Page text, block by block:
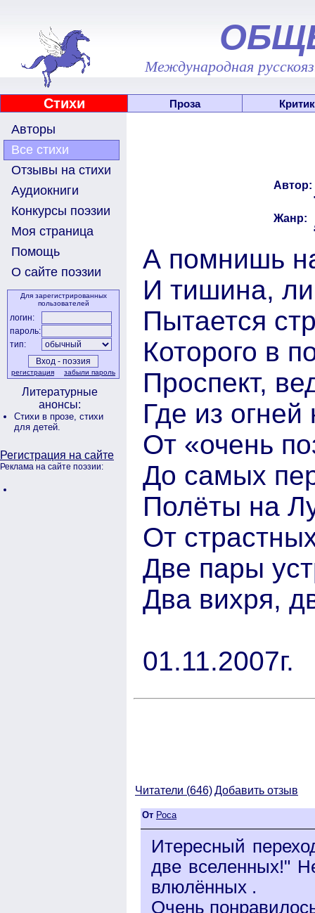
Международная
Стихи Проза
Авторы
Все стихи
Отзывы на стихи
Аудиокниги
Конкурсы поэзии
Моя страница
Помощь
О сайте поэзии
Для зарегистрированных
пользователей
логин:
пароль:
тип:
регистрация забыли пароль
Литературные
анонсы:
Стихи в прозе, стихи
для детей.
Регистрация на сайте
Реклама на сайте поэзии:
Автор:
Жанр:
А помнишь
И тишина,
Пытается
Которого в
Проспект,
Где из
От «очень
До самых
Полёты на
От
Две пары
Два вихря,
01.11.2007г.
Читатели (646)Добавить отзыв
От Роса
Итересный
две вселенных!"
влюлённых .
Очень